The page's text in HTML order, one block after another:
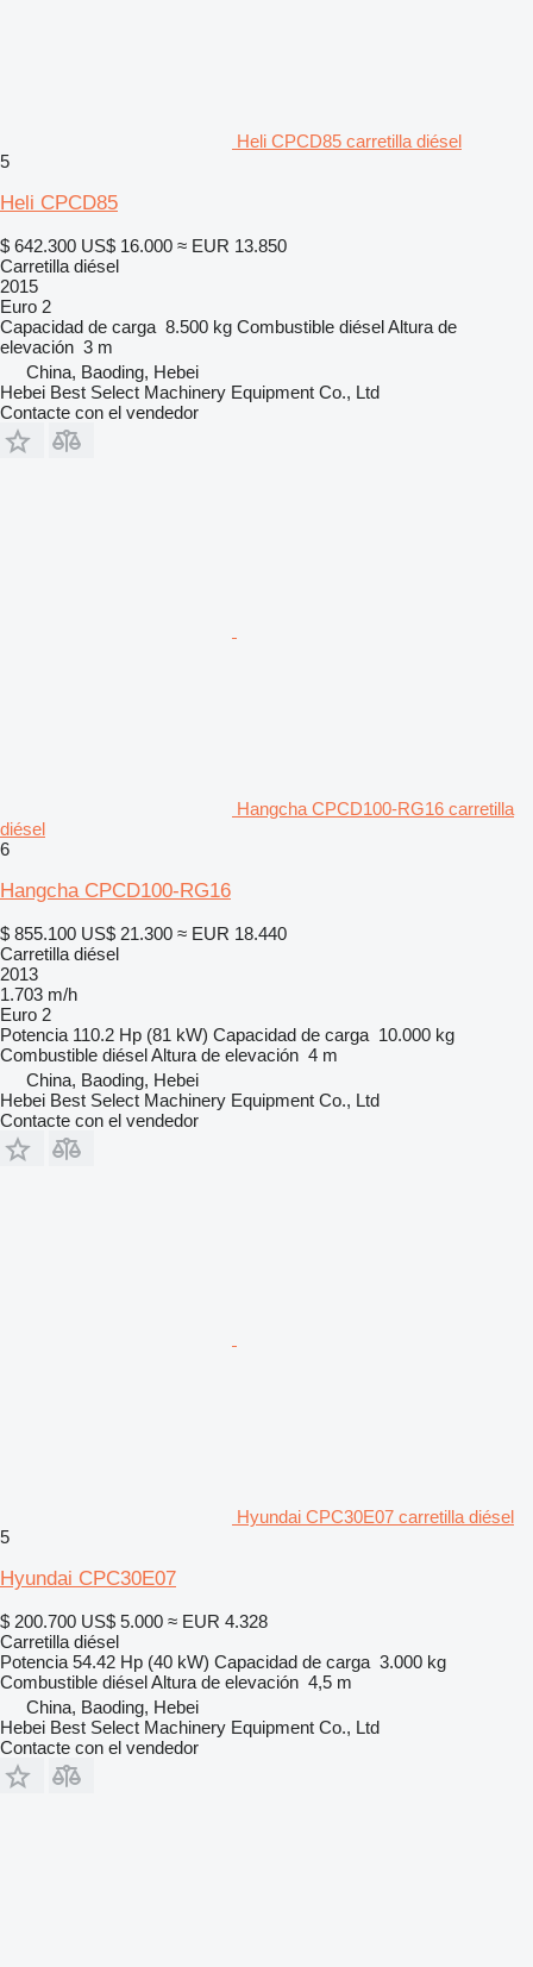
Heli CPCD85 carretilla diésel
5
Heli CPCD85
$ 642.300 US$ 16.000 ≈ EUR 13.850
Carretilla diésel
2015
Euro 2
Capacidad de carga 8.500 kg Combustible diéselAltura de
elevación 3 m
China, Baoding, Hebei
Hebei Best Select Machinery Equipment Co., Ltd
Contacte con el vendedor
Hangcha CPCD100-RG16 carretilla
diésel
6
Hangcha CPCD100-RG16
$ 855.100 US$ 21.300 ≈ EUR 18.440
Carretilla diésel
2013
1.703 m/h
Euro 2
Potencia 110.2 Hp (81 kW) Capacidad de carga 10.000 kg
Combustible diéselAltura de elevación 4 m
China, Baoding, Hebei
Hebei Best Select Machinery Equipment Co., Ltd
Contacte con el vendedor
Hyundai CPC30E07 carretilla diésel
5
Hyundai CPC30E07
$ 200.700 US$ 5.000 ≈ EUR 4.328
Carretilla diésel
Potencia 54.42 Hp (40 kW) Capacidad de carga 3.000 kg
Combustible diéselAltura de elevación 4,5 m
China, Baoding, Hebei
Hebei Best Select Machinery Equipment Co., Ltd
Contacte con el vendedor